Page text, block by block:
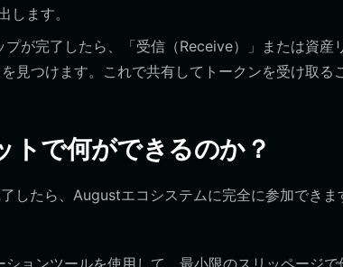
します。
プが完了したら、「受信（Receive）」または資
見つけます。これで共有してトークンを受け取る
で何ができるのか？
したら、Augustエコシステムに完全に参加でき
ションツールを使用して、最小限のスリッページ